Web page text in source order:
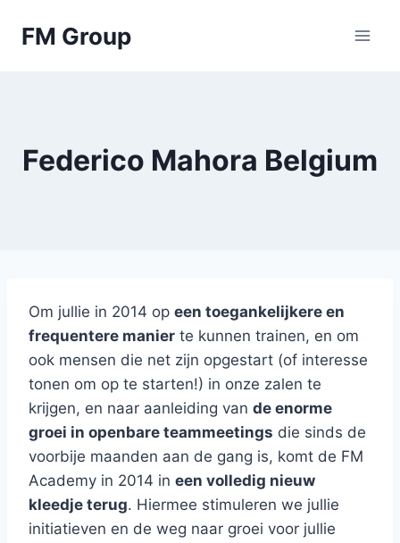
FM Group
Federico Mahora Belgium
Om jullie in 2014 op een toegankelijkere en
frequentere manier te kunnen trainen, en om
ook mensen die net zijn opgestart (of interesse
tonen om op te starten!) in onze zalen te
krijgen, en naar aanleiding van de enorme
groei in openbare teammeetings die sinds de
voorbije maanden aan de gang is, komt de FM
Academy in 2014 in een volledig nieuw
kleedje terug. Hiermee stimuleren we jullie
initiatieven en de weg naar groei voor jullie